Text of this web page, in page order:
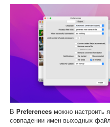
В Preferences можно настроить
совпадении имен выходных